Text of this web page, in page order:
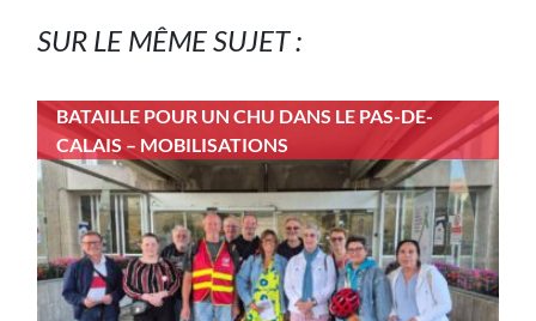
SUR LE MÊME SUJET :
BATAILLE POUR UN CHU DANS LE PAS-DE-
CALAIS – MOBILISATIONS